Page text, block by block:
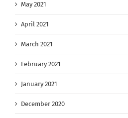
May 2021
April 2021
March 2021
February 2021
January 2021
December 2020